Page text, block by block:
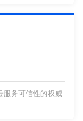
服务可信性的权威